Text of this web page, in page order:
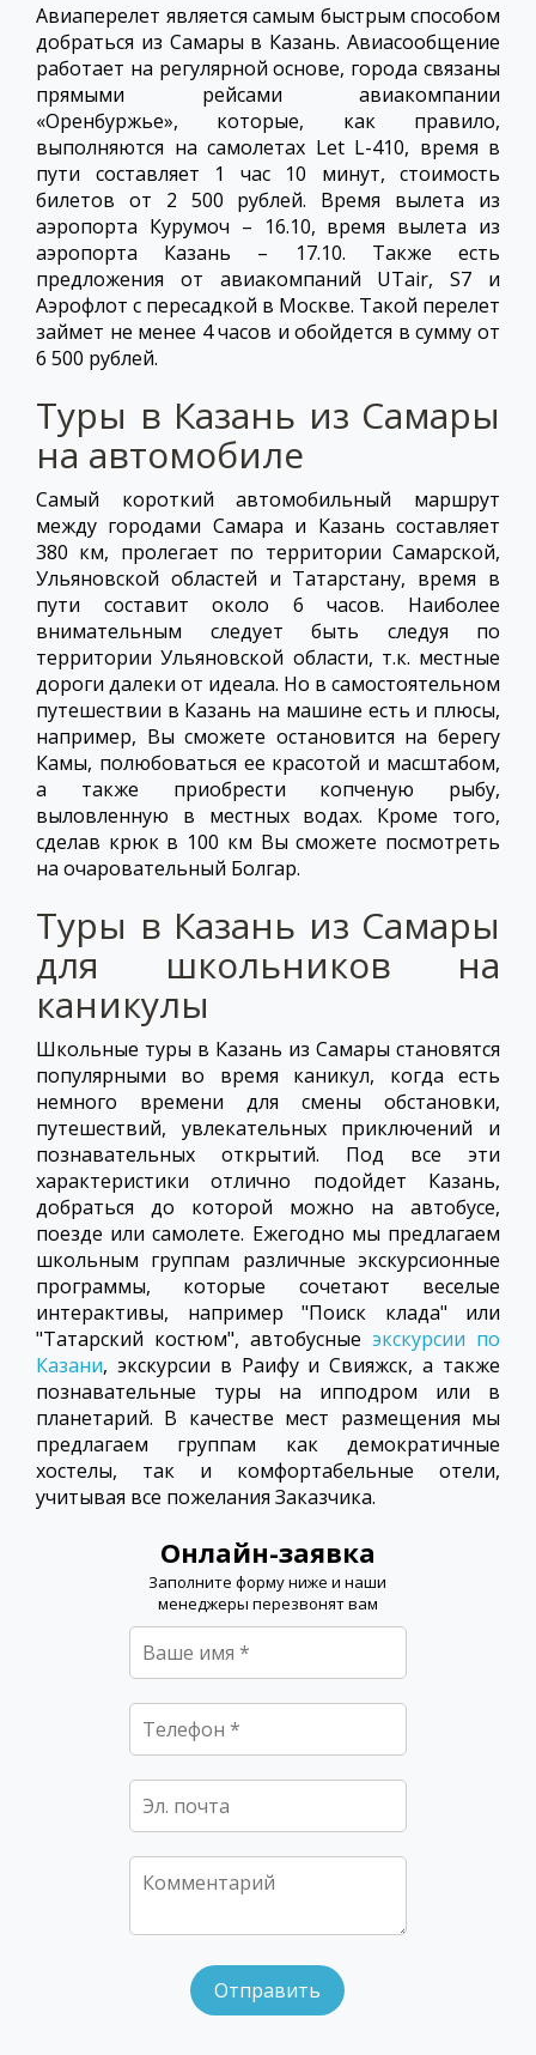
Авиаперелет является самым быстрым способом
добраться из Самары в Казань. Авиасообщение
работает на регулярной основе, города связаны
прямыми рейсами авиакомпании
«Оренбуржье», которые, как правило,
выполняются на самолетах Let L-410, время в
пути составляет 1 час 10 минут, стоимость
билетов от 2 500 рублей. Время вылета из
аэропорта Курумоч – 16.10, время вылета из
аэропорта Казань – 17.10. Также есть
предложения от авиакомпаний UTair, S7 и
Аэрофлот с пересадкой в Москве. Такой перелет
займет не менее 4 часов и обойдется в сумму от
6 500 рублей.
Туры в Казань из Самары
на автомобиле
Самый короткий автомобильный маршрут
между городами Самара и Казань составляет
380 км, пролегает по территории Самарской,
Ульяновской областей и Татарстану, время в
пути составит около 6 часов. Наиболее
внимательным следует быть следуя по
территории Ульяновской области, т.к. местные
дороги далеки от идеала. Но в самостоятельном
путешествии в Казань на машине есть и плюсы,
например, Вы сможете остановится на берегу
Камы, полюбоваться ее красотой и масштабом,
а также приобрести копченую рыбу,
выловленную в местных водах. Кроме того,
сделав крюк в 100 км Вы сможете посмотреть
на очаровательный Болгар.
Туры в Казань из Самары
для школьников на
каникулы
Школьные туры в Казань из Самары становятся
популярными во время каникул, когда есть
немного времени для смены обстановки,
путешествий, увлекательных приключений и
познавательных открытий. Под все эти
характеристики отлично подойдет Казань,
добраться до которой можно на автобусе,
поезде или самолете. Ежегодно мы предлагаем
школьным группам различные экскурсионные
программы, которые сочетают веселые
интерактивы, например "Поиск клада" или
"Татарский костюм", автобусные экскурсии по
Казани, экскурсии в Раифу и Свияжск, а также
познавательные туры на ипподром или в
планетарий. В качестве мест размещения мы
предлагаем группам как демократичные
хостелы, так и комфортабельные отели,
учитывая все пожелания Заказчика.
Онлайн-заявка
Заполните форму ниже и наши
менеджеры перезвонят вам